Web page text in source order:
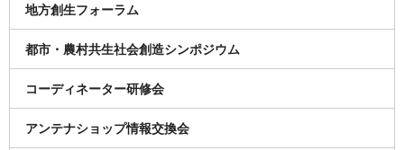
地方創生フォーラム
都市・農村共生社会創造シンポジウム
コーディネーター研修会
アンテナショップ情報交換会